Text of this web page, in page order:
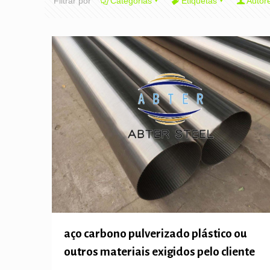
aço carbono pulverizado plástico ou
outros materiais exigidos pelo cliente